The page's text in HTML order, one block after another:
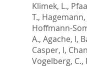
Klimek, L.,
T., Hagemann,
Hoffmann-
A., Agache, I,
Casper, I,
Vogelberg, C.,